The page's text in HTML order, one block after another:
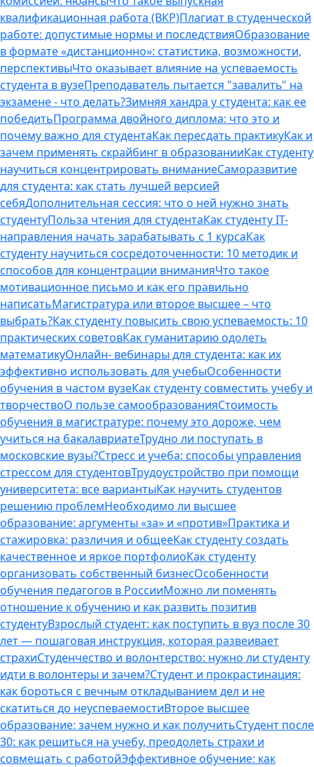
квалификационная работа (ВКР)Плагиат в студенческой
работе: допустимые нормы и последствияОбразование
в формате «дистанционно»: статистика, возможности,
перспективыЧто оказывает влияние на успеваемость
студента в вузеПреподаватель пытается "завалить" на
экзамене - что делать?Зимняя хандра у студента: как ее
победитьПрограмма двойного диплома: что это и
почему важно для студентаКак пересдать практикуКак и
зачем применять скрайбинг в образованииКак студенту
научиться концентрировать вниманиеСаморазвитие
для студента: как стать лучшей версией
себяДополнительная сессия: что о ней нужно знать
студентуПольза чтения для студентаКак студенту IT-
направления начать зарабатывать с 1 курсаКак
студенту научиться сосредоточенности: 10 методик и
способов для концентрации вниманияЧто такое
мотивационное письмо и как его правильно
написатьМагистратура или второе высшее – что
выбрать?Как студенту повысить свою успеваемость: 10
практических советовКак гуманитарию одолеть
математикуОнлайн- вебинары для студента: как их
эффективно использовать для учебыОсобенности
обучения в частом вузеКак студенту совместить учебу и
творчествоО пользе самообразованияСтоимость
обучения в магистратуре: почему это дороже, чем
учиться на бакалавриатеТрудно ли поступать в
московские вузы?Стресс и учеба: способы управления
стрессом для студентовТрудоустройство при помощи
университета: все вариантыКак научить студентов
решению проблемНеобходимо ли высшее
образование: аргументы «за» и «против»Практика и
стажировка: различия и общееКак студенту создать
качественное и яркое портфолиоКак студенту
организовать собственный бизнесОсобенности
обучения педагогов в РоссииМожно ли поменять
отношение к обучению и как развить позитив
студентуВзрослый студент: как поступить в вуз после 30
лет — пошаговая инструкция, которая развеивает
страхиСтуденчество и волонтерство: нужно ли cтуденту
идти в волонтеры и зачем?Студент и прокрастинация:
как бороться с вечным откладыванием дел и не
скатиться до неуспеваемостиВторое высшее
образование: зачем нужно и как получитьСтудент после
30: как решиться на учебу, преодолеть страхи и
совмещать с работойЭффективное обучение: как